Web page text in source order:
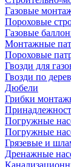
Газовые
Пороховые
Газовые
Монтажные
Пороховые
Гвозди для
Гвозди по
Дюбели
Грибки
Погружные
Погружные
Грязевые и
Дренажные